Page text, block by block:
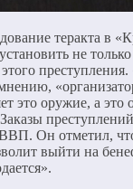
теракта в
не
это оружие, а
Он отметил,
выйти на